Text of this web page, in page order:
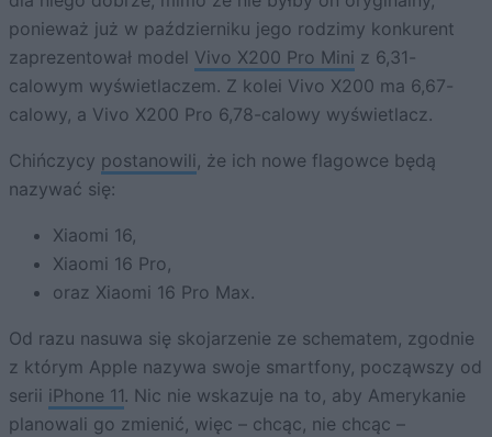
ponieważ już w październiku jego rodzimy konkurent
zaprezentował model Vivo X200 Pro Mini z 6,31-
calowym wyświetlaczem. Z kolei Vivo X200 ma 6,67-
calowy, a Vivo X200 Pro 6,78-calowy wyświetlacz.
Chińczycy postanowili, że ich nowe flagowce będą
nazywać się:
Xiaomi 16,
Xiaomi 16 Pro,
oraz Xiaomi 16 Pro Max.
Od razu nasuwa się skojarzenie ze schematem, zgodnie
z którym Apple nazywa swoje smartfony, począwszy od
serii iPhone 11. Nic nie wskazuje na to, aby Amerykanie
planowali go zmienić, więc – chcąc, nie chcąc –